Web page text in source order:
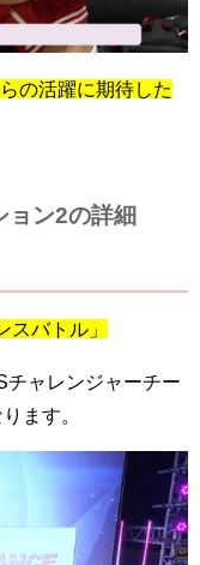
の活躍に期待した
ョン2の詳細
バトル」
チャレンジャーチー
ます。